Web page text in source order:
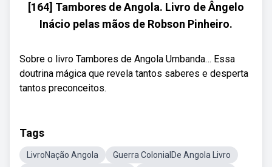
[164] Tambores de Angola. Livro de Ângelo
Inácio pelas mãos de Robson Pinheiro.
Sobre o livro Tambores de Angola Umbanda… Essa
doutrina mágica que revela tantos saberes e desperta
tantos preconceitos.
Tags
LivroNação Angola
Guerra ColonialDe Angola Livro